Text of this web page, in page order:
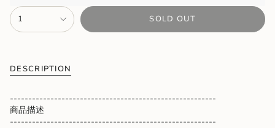
{"in_cart_html"=>"
<span
class=\"quantity-
quantity
in
cart",
1 SOLD OUT
DESCRIPTION
--------------------------------------------------------
商品描述
--------------------------------------------------------